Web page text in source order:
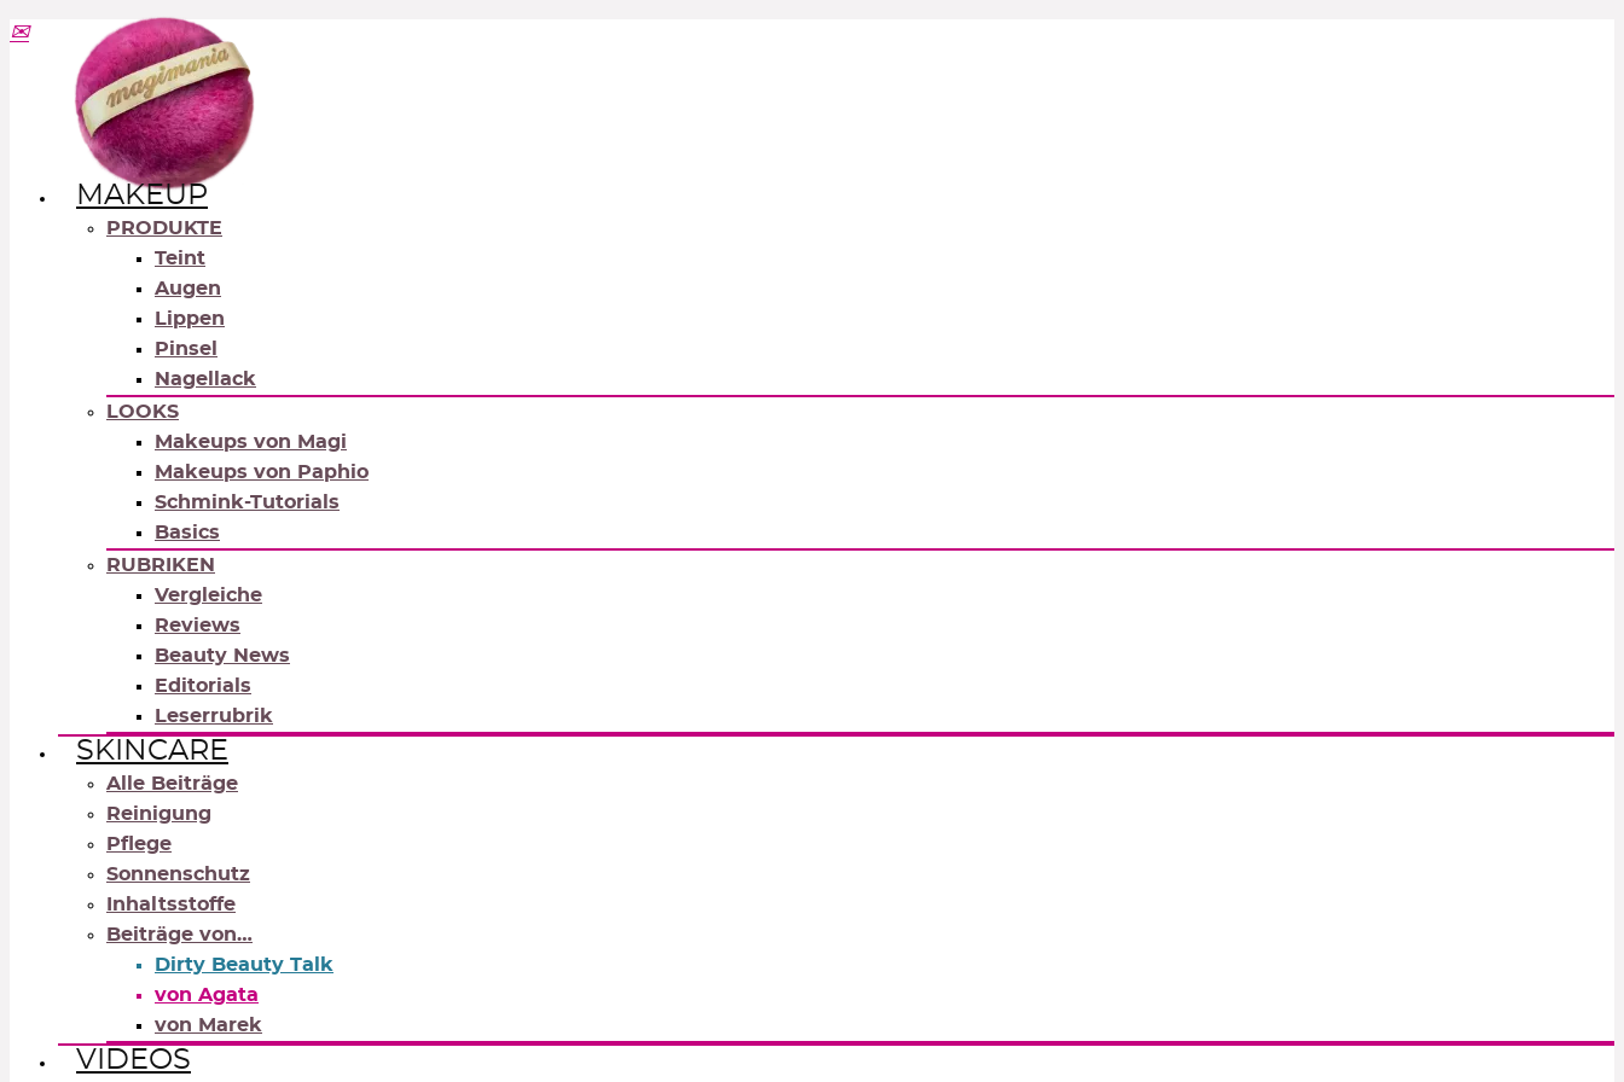
MAKEUP
PRODUKTE
Teint
Augen
Lippen
Pinsel
Nagellack
LOOKS
Makeups von Magi
Makeups von Paphio
Schmink-Tutorials
Basics
RUBRIKEN
Vergleiche
Reviews
Beauty News
Editorials
Leserrubrik
SKINCARE
Alle Beiträge
Reinigung
Pflege
Sonnenschutz
Inhaltsstoffe
Beiträge von…
Dirty Beauty Talk
von Agata
von Marek
VIDEOS